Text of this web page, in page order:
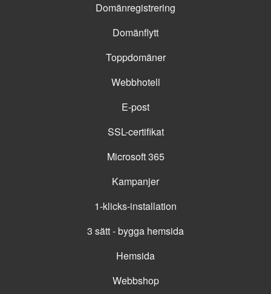
Domänregistrering
Domänflytt
Toppdomäner
Webbhotell
E-post
SSL-certifikat
Microsoft 365
Kampanjer
1-klicks-installation
3 sätt - bygga hemsida
Hemsida
Webbshop